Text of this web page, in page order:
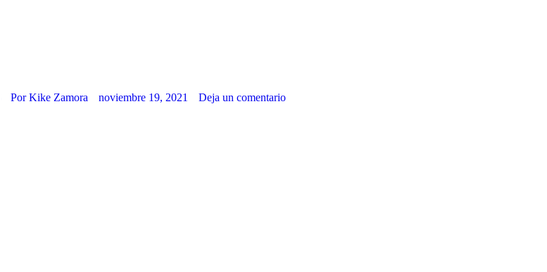
PorKike Zamora noviembre 19, 2021 Deja un comentario